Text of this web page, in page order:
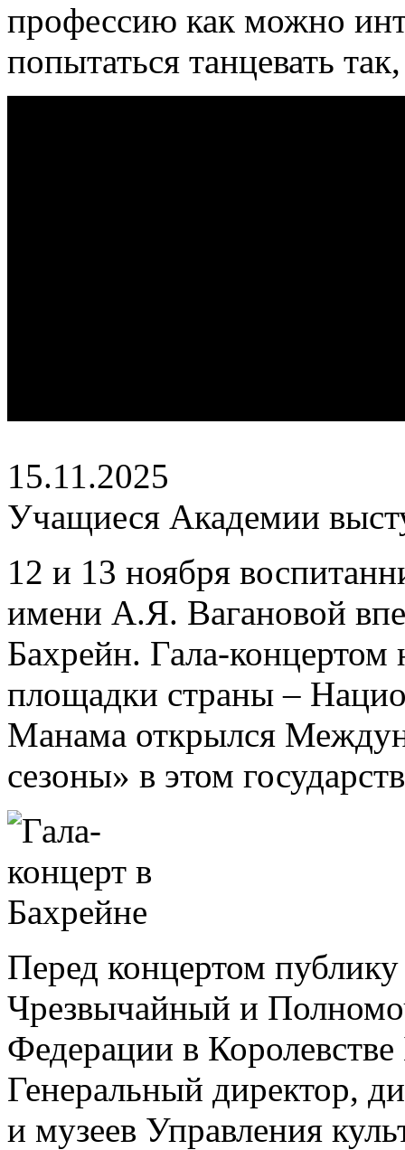
профессию как можно
попытаться танцевать
15.11.2025
Учащиеся Академии
12 и 13 ноября
имени А.Я. Вагановой
Бахрейн. Гала-концертом
площадки страны –
Манама открылся
сезоны» в этом
Перед концертом
Чрезвычайный и
Федерации в
Генеральный директор,
и музеев Управления